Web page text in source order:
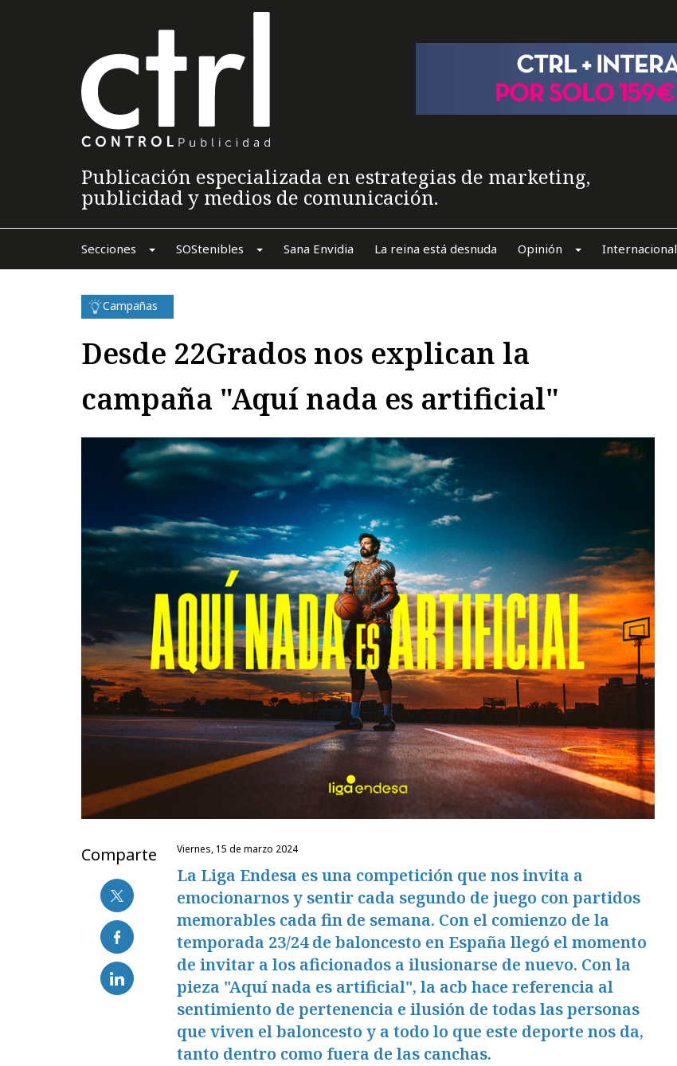
Publicación especializada en estrategias de marketing,
publicidad y medios de comunicación.
Secciones SOStenibles Sana Envidia La reina está desnuda Opinión Internacional
Campañas
Desde 22Grados nos explican la
campaña "Aquí nada es artificial"
Comparte viernes, 15 de marzo 2024
La Liga Endesa es una competición que nos invita a
emocionarnos y sentir cada segundo de juego con partidos
memorables cada fin de semana. Con el comienzo de la
temporada 23/24 de baloncesto en España llegó el momento
de invitar a los aficionados a ilusionarse de nuevo. Con la
pieza "Aquí nada es artificial", la acb hace referencia al
sentimiento de pertenencia e ilusión de todas las personas
que viven el baloncesto y a todo lo que este deporte nos da,
tanto dentro como fuera de las canchas.